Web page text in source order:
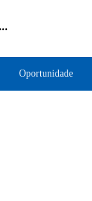
Oportunidade